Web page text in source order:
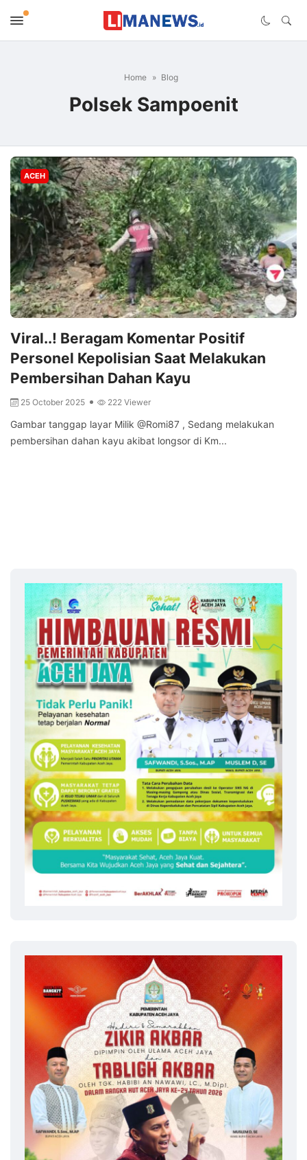
Home Blog
Polsek Sampoenit
ACEH
Viral..! Beragam Komentar Positif
Personel Kepolisian Saat Melakukan
Pembersihan Dahan Kayu
25 October 2025 222 Viewer
Gambar tanggap layar Milik @Romi87 , Sedang melakukan
pembersihan dahan kayu akibat longsor di Km...